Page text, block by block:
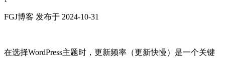
FGJ博客 发布于 2024-10-31
在选择WordPress主题时，更新频率（更新快慢）是一个关键